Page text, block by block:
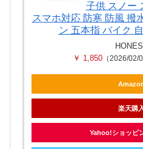
子供 スノー
スマホ対応 防寒 防風 撥
ン 五本指 バイク
￥ 1,850 （2026/02/
楽天購入
Yahoo!ショッピ